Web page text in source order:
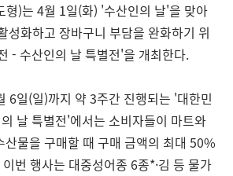
형)는 4월 1일(화) '수산인의 날'을 맞아
성화하고 장바구니 부담을 완화하기 위
- 수산인의 날 특별전'을 개최한다.
6일(일)까지 약 3주간 진행되는 '대한민
날 특별전'에서는 소비자들이 마트와
산물을 구매할 때 구매 금액의 최대 50%
번 행사는 대중성어종 6종*·김 등 물가